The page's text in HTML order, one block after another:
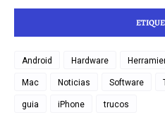
Android Hardware
Mac Noticias Software
guia iPhone trucos